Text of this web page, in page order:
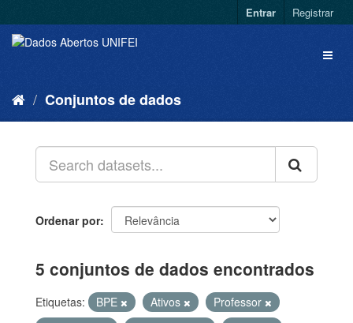
Entrar Registrar
Conjuntos de dados
Ordenar por
5 conjuntos de dados encontrados
Etiquetas: BPE Ativos
Professor